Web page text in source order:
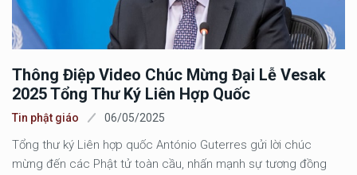
Thông Điệp Video Chúc Mừng Đại Lễ Vesak
2025 Tổng Thư Ký Liên Hợp Quốc
Tin phật giáo 06/05/2025
Tổng thư ký Liên hợp quốc António Guterres gửi lời chúc
mừng đến các Phật tử toàn cầu, nhấn mạnh sự tương đồng